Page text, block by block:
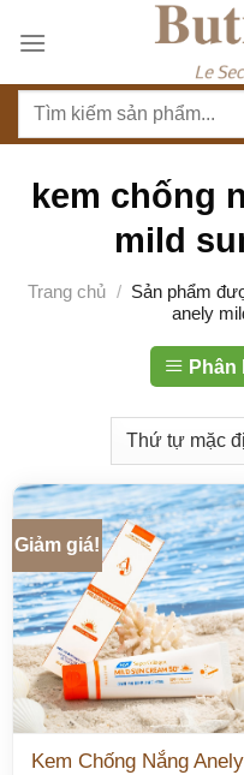
kem chống
mild
Trang chủ / Sản phẩm
anely
Phân
Giảm giá!
Kem Chống Nắng Anely